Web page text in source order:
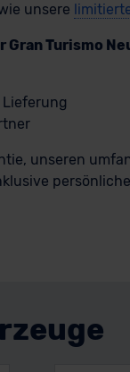
unsere
Gran Turismo
unseren